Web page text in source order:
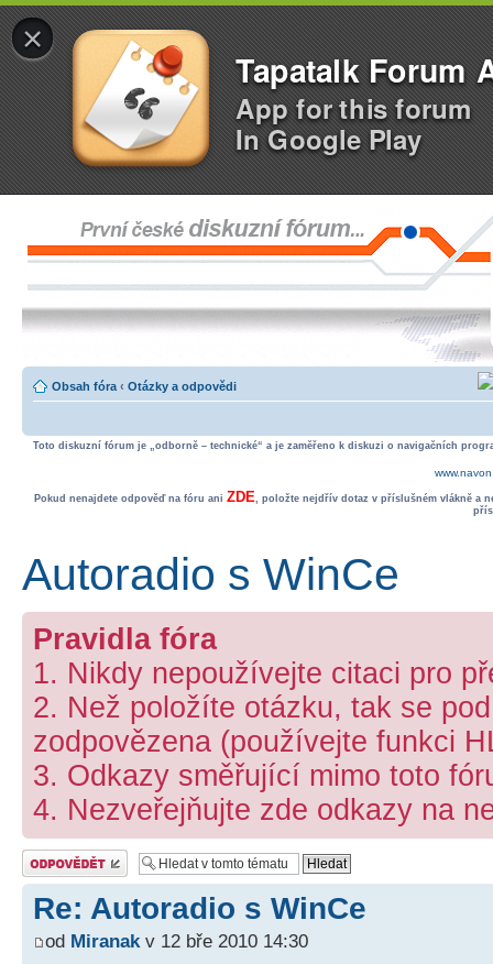
×
Tapatalk Forum
App for this forum
In Google Play
Obsah fóra ‹ Otázky a odpovědi
Toto diskuzní fórum je „odborně – technické“ a je zaměřeno k diskuzi o navigačních
Pokud nenajdete odpověď na fóru ani ZDE, položte nejdřív dotaz v příslušném vlákně a
Autoradio s WinCe
Pravidla fóra
1. Nikdy nepoužívejte citaci pro
2. Než položíte otázku, tak se
zodpovězena (používejte funkci
3. Odkazy směřující mimo toto
4. Nezveřejňujte zde odkazy na
Odeslat odpověď
Re: Autoradio s WinCe
od Miranakv 12 bře 2010 14:30